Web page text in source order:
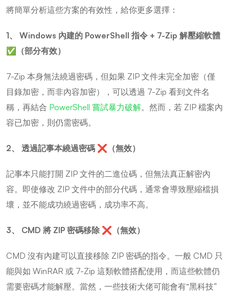
將簡單分析這些方案的有效性，給你更多選擇：
1、 Windows 內建的 PowerShell 指令 + 7-Zip 解壓縮軟體
✅（部分有效）
7-Zip 本身無法繞過密碼，但如果 ZIP 文件未完全加密（僅
目錄加密，而非內容加密），可以透過 7-Zip 看到文件名
稱，再結合 PowerShell 嘗試暴力破解。然而，若 ZIP 檔案內
容已加密，則仍需密碼。
2、 透過記事本繞過密碼 ❌（無效）
記事本只能打開 ZIP 文件的二進位碼，但無法真正解密內
容。即使修改 ZIP 文件中的部分代碼，通常會導致壓縮檔損
壞，並不能成功繞過密碼，成功率不高。
3、 CMD 將 ZIP 密碼移除 ❌（無效）
CMD 沒有內建可以直接移除 ZIP 密碼的指令。一般 CMD 只
能與如 WinRAR 或 7-Zip 這類軟體搭配使用，而這些軟體仍
需要密碼才能解壓。當然，一些技術大佬可能會有“黑科技”